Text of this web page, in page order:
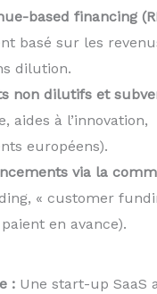
based financing
basé sur les
dilution.
non dilutifs et
aides à l’innovation,
européens).
via la
« customer
en avance).
: Une start-up SaaS